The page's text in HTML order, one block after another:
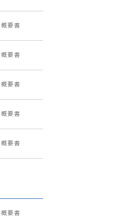
概要書
概要書
概要書
概要書
概要書
概要書